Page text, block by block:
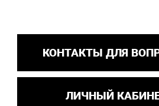
КОНТАКТЫ ДЛЯ
ЛИЧНЫЙ